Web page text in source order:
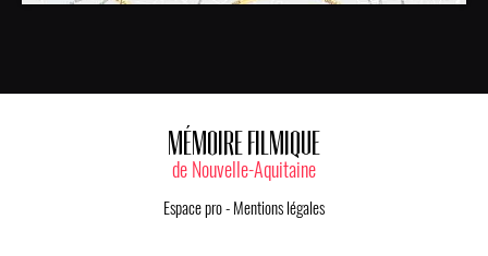
MÉMOIRE FILMIQUE
de Nouvelle-Aquitaine
Espace pro- Mentions légales